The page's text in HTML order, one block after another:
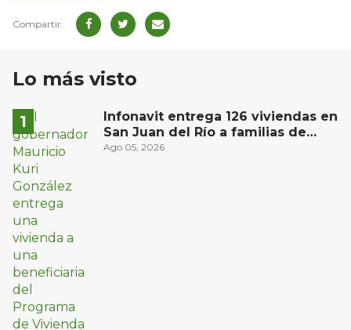
Lo más visto
Infonavit entrega 126 viviendas en
San Juan del Río a familias de
bajos ingresos
Ago 05, 2026